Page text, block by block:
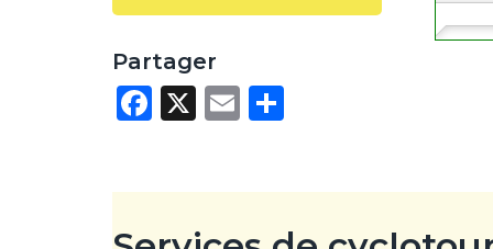
Partager
F
X
E